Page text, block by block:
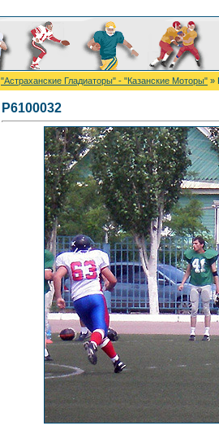
"Астраханские Гладиаторы" - "Казанские Моторы" »
P6100032